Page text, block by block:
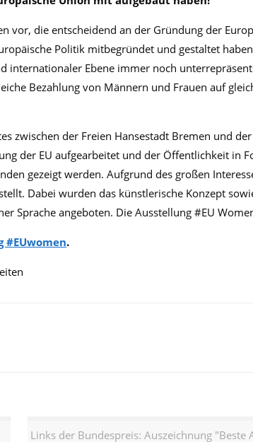
vor, die entscheidend an der Gründung der
Politik mitbegründet und gestaltet
internationaler Ebene immer noch
Bezahlung von Männern und Frauen auf
zwischen der Freien Hansestadt Bremen und
der EU aufgearbeitet und der Öffentlichkeit in
gezeigt werden. Aufgrund des großen
Dabei wurden das künstlerische Konzept
Sprache angeboten. Die Ausstellung #EU
#EUwomen.
Links der Bundespreis: Auszeichnung "Beste